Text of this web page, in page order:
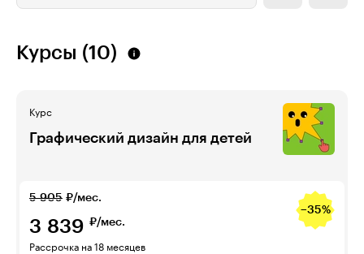
Курсы (10)
Курс
Графический дизайн для детей
5 905 ₽/мес.
−35%
3 839 ₽/мес.
Рассрочка на 18 месяцев